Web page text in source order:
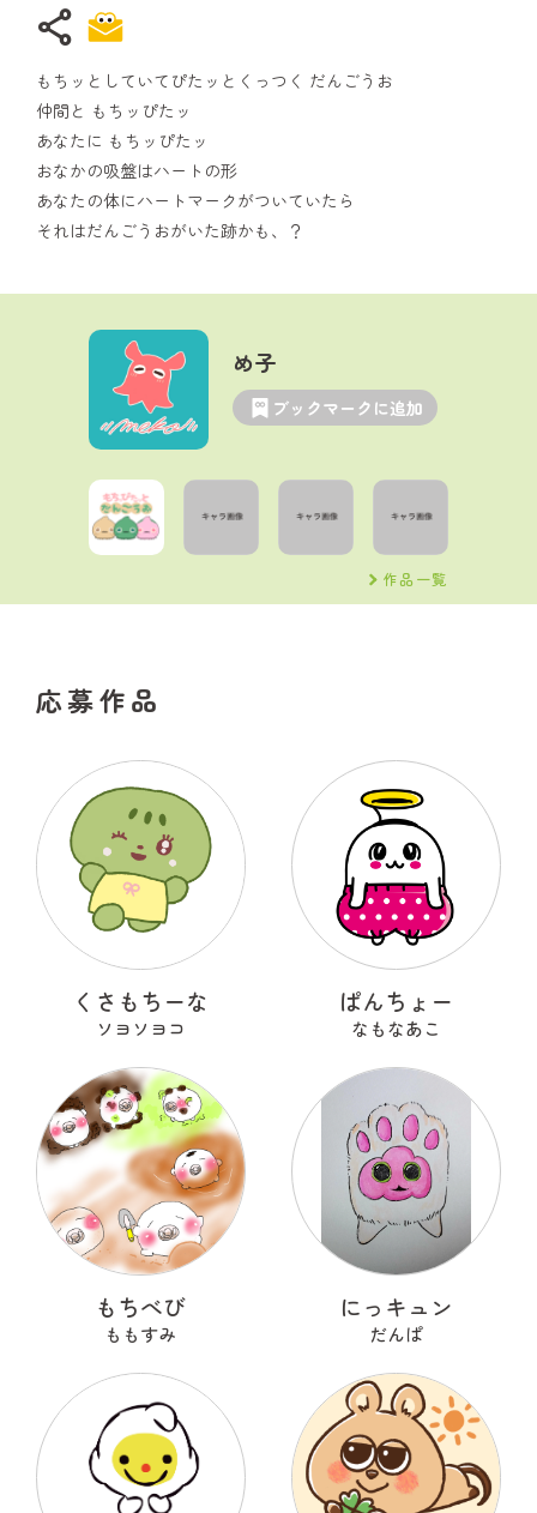
share
もちッとしていてぴたッとくっつく だんごうお
仲間と もちッぴたッ
あなたに もちッぴたッ
おなかの吸盤はハートの形
あなたの体にハートマークがついていたら
それはだんごうおがいた跡かも、？
め子
ブックマークに追加
作品一覧
応募作品
くさもちーな
ソヨソヨコ
ぱんちょー
なもなあこ
もちべび
ももすみ
にっキュン
だんぱ